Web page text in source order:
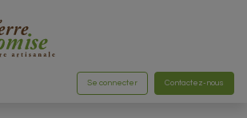
Se connecter Contactez-nous